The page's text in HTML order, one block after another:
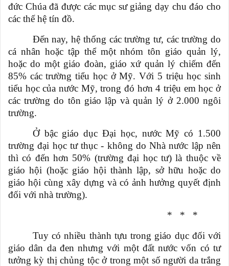
đức Chúa đã được các mục sư giảng dạy chu đáo cho
các thế hệ tín đồ.
Đến nay, hệ thống các trường tư, các trường do
cá nhân hoặc tập thể một nhóm tôn giáo quản lý,
hoặc do một giáo đoàn, giáo xứ quản lý chiếm đến
85% các trường tiểu học ở Mỹ. Với 5 triệu học sinh
tiểu học của nước Mỹ, trong đó hơn 4 triệu em học ở
các trường do tôn giáo lập và quản lý ở 2.000 ngôi
trường.
Ở bậc giáo dục Đại học, nước Mỹ có 1.500
trường đại học tư thục - không do Nhà nước lập nên
thì có đến hơn 50% (trường đại học tư) là thuộc về
giáo hội (hoặc giáo hội thành lập, sở hữu hoặc do
giáo hội cùng xây dựng và có ảnh hưởng quyết định
đối với nhà trường).
*
*
*
Tuy có nhiều thành tựu trong giáo dục đối với
giáo dân da đen nhưng với một đất nước vốn có tư
tưởng kỳ thị chủng tộc ở trong một số người da trắng